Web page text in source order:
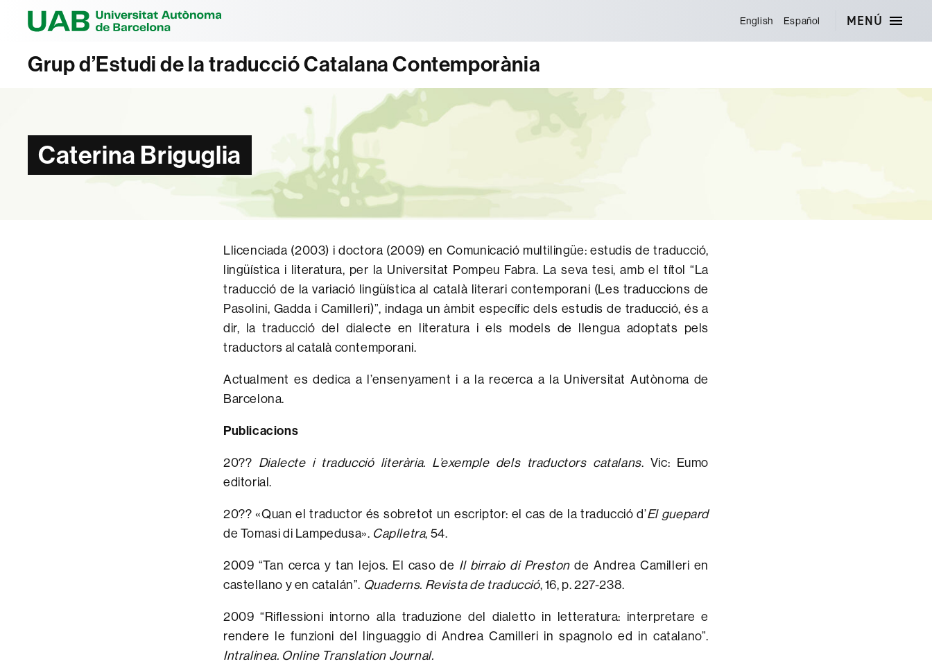
English Español MENÚ
Grup d’Estudi de la traducció Catalana Contemporània
Caterina Briguglia
Llicenciada (2003) i doctora (2009) en Comunicació multilingüe: estudis de traducció,
lingüística i literatura, per la Universitat Pompeu Fabra. La seva tesi, amb el títol “La
traducció de la variació lingüística al català literari contemporani (Les traduccions de
Pasolini, Gadda i Camilleri)”, indaga un àmbit específic dels estudis de traducció, és a
dir, la traducció del dialecte en literatura i els models de llengua adoptats pels
traductors al català contemporani.
Actualment es dedica a l’ensenyament i a la recerca a la Universitat Autònoma de
Barcelona.
Publicacions
20?? Dialecte i traducció literària. L’exemple dels traductors catalans. Vic: Eumo
editorial.
20?? «Quan el traductor és sobretot un escriptor: el cas de la traducció d’El guepard
de Tomasi di Lampedusa». Caplletra, 54.
2009 “Tan cerca y tan lejos. El caso de Il birraio di Preston de Andrea Camilleri en
castellano y en catalán”. Quaderns. Revista de traducció, 16, p. 227-238.
2009 “Riflessioni intorno alla traduzione del dialetto in letteratura: interpretare e
rendere le funzioni del linguaggio di Andrea Camilleri in spagnolo ed in catalano”.
Intralinea. Online Translation Journal.